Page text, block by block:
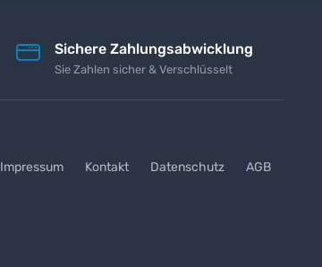
Sichere Zahlungsabwicklung
Sie Zahlen sicher & Verschlüsselt
Impressum Kontakt Datenschutz AGB